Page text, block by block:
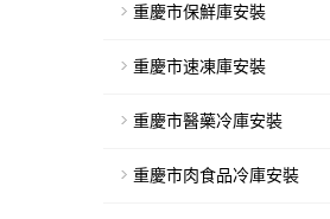
重慶市保鮮庫安裝
重慶市速凍庫安裝
重慶市醫藥冷庫安裝
重慶市肉食品冷庫安裝